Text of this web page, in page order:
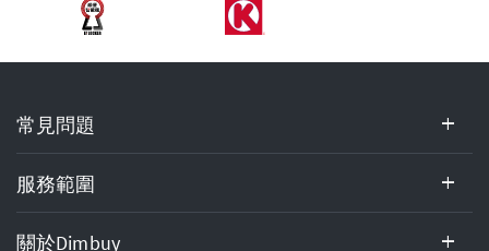
見
問
題,
服
務
常見問題
服務範圍
關於Dimbuy